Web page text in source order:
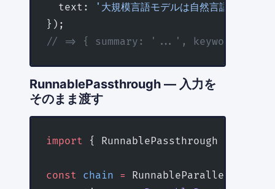
  text:
'大規模言語モデルは自然言語処理の
});
// => { summary: '...', keywords:
RunnablePassthrough — 入力を
そのまま渡す
import { RunnablePassthrough }
const chain = RunnableParallel.